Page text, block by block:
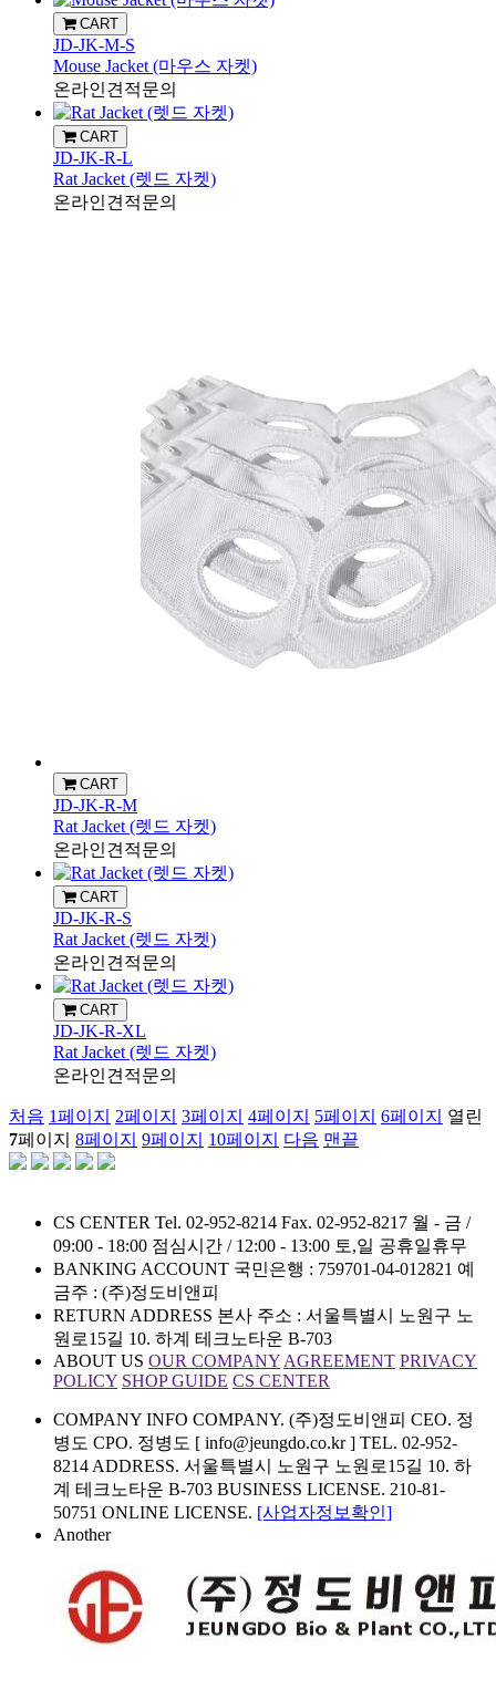
CART
JD-JK-M-S
Mouse Jacket (마우스 자켓)
온라인견적문의
CART
JD-JK-R-L
Rat Jacket (렛드 자켓)
온라인견적문의
CART
JD-JK-R-M
Rat Jacket (렛드 자켓)
온라인견적문의
CART
JD-JK-R-S
Rat Jacket (렛드 자켓)
온라인견적문의
CART
JD-JK-R-XL
Rat Jacket (렛드 자켓)
온라인견적문의
처음 1페이지 2페이지 3페이지 4페이지 5페이지 6페이지
열린
7페이지 8페이지 9페이지 10페이지 다음 맨끝
CS CENTER Tel. 02-952-8214 Fax. 02-952-8217 월 - 금 /
09:00 - 18:00 점심시간 / 12:00 - 13:00 토,일 공휴일휴무
BANKING ACCOUNT 국민은행 : 759701-04-012821 예
금주 : (주)정도비앤피
RETURN ADDRESS 본사 주소 : 서울특별시 노원구 노
원로15길 10. 하계 테크노타운 B-703
ABOUT US OUR COMPANYAGREEMENT PRIVACY
POLICY SHOP GUIDE CS CENTER
COMPANY INFO COMPANY. (주)정도비앤피 CEO. 정
병도 CPO. 정병도 [ info@jeungdo.co.kr ] TEL. 02-952-
8214 ADDRESS. 서울특별시 노원구 노원로15길 10. 하
계 테크노타운 B-703 BUSINESS LICENSE. 210-81-
50751 ONLINE LICENSE. [사업자정보확인]
Another